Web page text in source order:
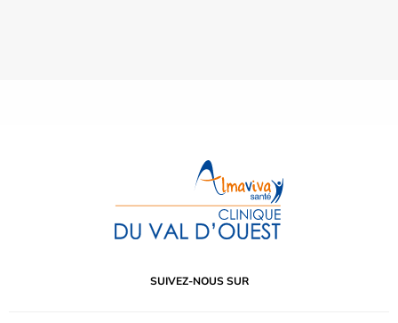
SUIVEZ-NOUS SUR